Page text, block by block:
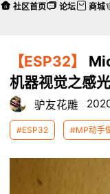
【ESP32】
机器视觉之感
驴友花雕
#ESP32 #MP动手
本帖最后
社区首页 论坛 商城